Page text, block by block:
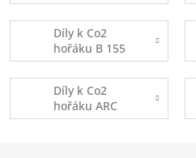
Díly k Co2
hořáku B 155
Díly k Co2
hořáku ARC
M1